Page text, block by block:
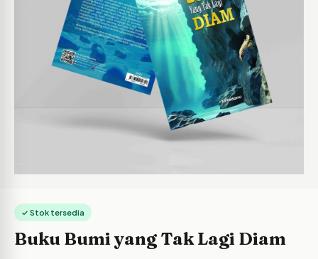
✓ Stok tersedia
Buku Bumi yang Tak Lagi Diam